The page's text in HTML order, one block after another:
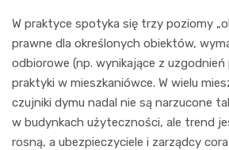
W praktyce spotyka się trzy poziomy
prawne dla określonych obiektów,
odbiorowe (np. wynikające z uzgodnień
praktyki w mieszkaniówce. W wielu
czujniki dymu nadal nie są narzucone
w budynkach użyteczności, ale trend
rosną, a ubezpieczyciele i zarządcy